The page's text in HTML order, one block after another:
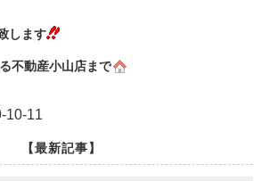
します
不動産小山店まで
10-11
【最新記事】